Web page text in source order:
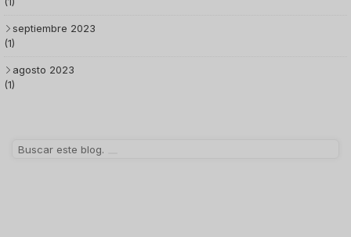
septiembre 2023
(1)
agosto 2023
(1)